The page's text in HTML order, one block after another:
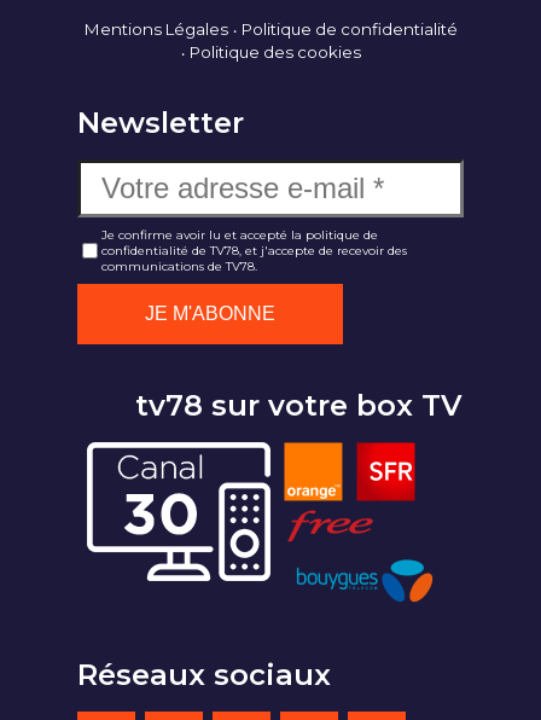
Mentions Légales
Politique de confidentialité
Politique des cookies
Newsletter
Je confirme avoir lu et accepté la politique de
confidentialité de TV78, et j'accepte de recevoir des
communications de TV78.
tv78 sur votre box TV
Réseaux sociaux